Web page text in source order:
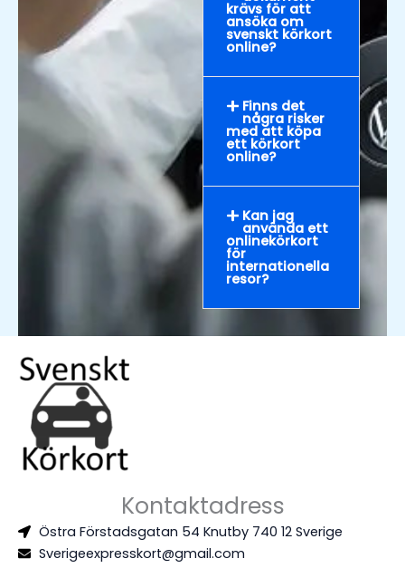
krävs för att
ansöka om
svenskt körkort
online?
Finns det
några risker
med att köpa
ett körkort
online?
Kan jag
använda ett
onlinekörkort
för
internationella
resor?
Kontaktadress
Östra Förstadsgatan 54 Knutby 740 12 Sverige
Sverigeexpresskort@gmail.com